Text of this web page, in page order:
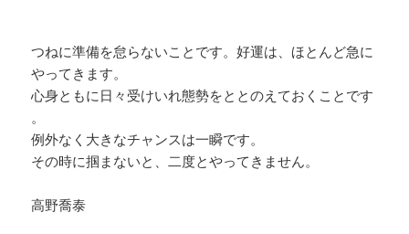
つねに準備を怠らないことです。好運は、ほとんど急に
やってきます。
心身ともに日々受けいれ態勢をととのえておくことです
。
例外なく大きなチャンスは一瞬です。
その時に掴まないと、二度とやってきません。
高野喬泰